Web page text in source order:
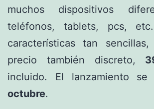
muchos dispositivos
teléfonos, tablets, pcs,
características tan
precio también discreto,
incluido. El lanzamiento se
octubre.